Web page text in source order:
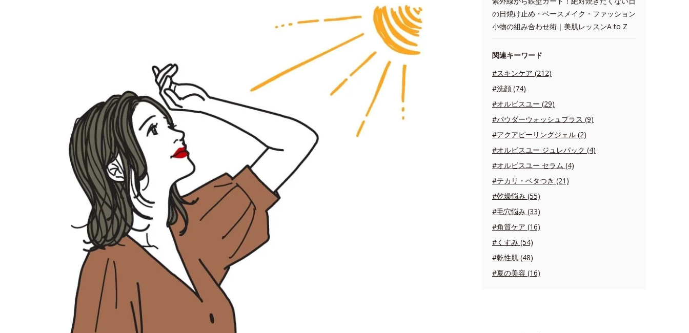
の日焼け止め・ベースメイク・ファッション
小物の組み合わせ術｜美肌レッスンA to Z
関連キーワード
#スキンケア (212)
#洗顔 (74)
#オルビスユー (29)
#パウダーウォッシュプラス (9)
#アクアピーリングジェル (2)
#オルビスユー ジュレパック (4)
#オルビスユー セラム (4)
#テカリ・ベタつき (21)
#乾燥悩み (55)
#毛穴悩み (33)
#角質ケア (16)
#くすみ (54)
#乾性肌 (48)
#夏の美容 (16)